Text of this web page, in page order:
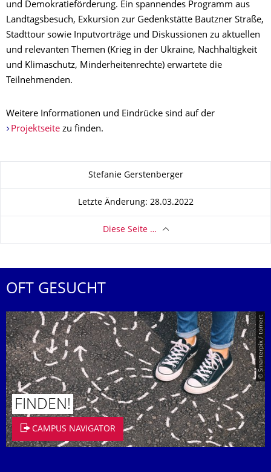
und Demokratieförderung. Ein spannendes Programm aus
Landtagsbesuch, Exkursion zur Gedenkstätte Bautzner Straße,
Stadttour sowie Inputvorträge und Diskussionen zu aktuellen
und relevanten Themen (Krieg in der Ukraine, Nachhaltigkeit
und Klimaschutz, Minderheitenrechte) erwartete die
Teilnehmenden.
Weitere Informationen und Eindrücke sind auf der
Projektseitezu finden.
Zu dieser SeiteStefanie Gerstenberger
Letzte Änderung: 28.03.2022
Diese Seite …
OFT GESUCHT
© Smarterpix / tomert
FINDEN!
CAMPUS NAVIGATOR